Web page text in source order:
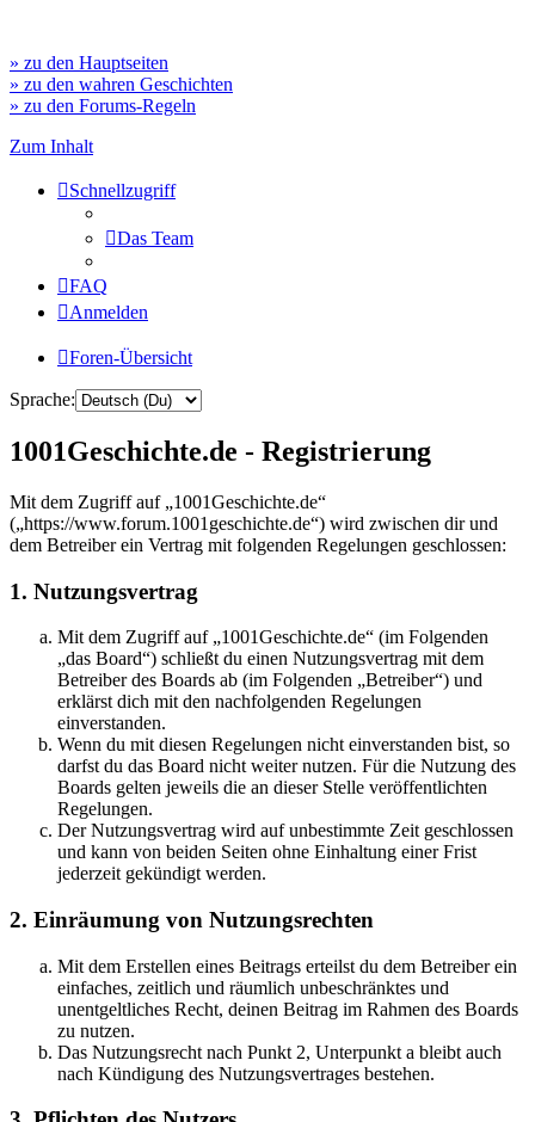
» zu den Hauptseiten
» zu den wahren Geschichten
» zu den Forums-Regeln
Zum Inhalt
Schnellzugriff
Das Team
FAQ
Anmelden
Foren-Übersicht
Sprache:
1001Geschichte.de - Registrierung
Mit dem Zugriff auf „1001Geschichte.de“
(„https://www.forum.1001geschichte.de“) wird zwischen dir und
dem Betreiber ein Vertrag mit folgenden Regelungen geschlossen:
1. Nutzungsvertrag
Mit dem Zugriff auf „1001Geschichte.de“ (im Folgenden
„das Board“) schließt du einen Nutzungsvertrag mit dem
Betreiber des Boards ab (im Folgenden „Betreiber“) und
erklärst dich mit den nachfolgenden Regelungen
einverstanden.
Wenn du mit diesen Regelungen nicht einverstanden bist, so
darfst du das Board nicht weiter nutzen. Für die Nutzung des
Boards gelten jeweils die an dieser Stelle veröffentlichten
Regelungen.
Der Nutzungsvertrag wird auf unbestimmte Zeit geschlossen
und kann von beiden Seiten ohne Einhaltung einer Frist
jederzeit gekündigt werden.
2. Einräumung von Nutzungsrechten
Mit dem Erstellen eines Beitrags erteilst du dem Betreiber ein
einfaches, zeitlich und räumlich unbeschränktes und
unentgeltliches Recht, deinen Beitrag im Rahmen des Boards
zu nutzen.
Das Nutzungsrecht nach Punkt 2, Unterpunkt a bleibt auch
nach Kündigung des Nutzungsvertrages bestehen.